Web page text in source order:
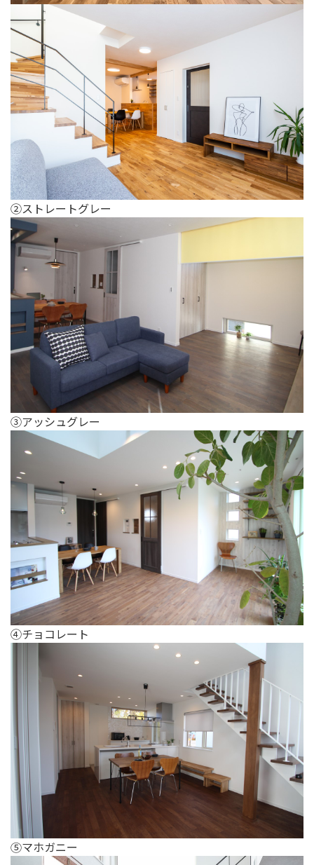
②ストレートグレー
③アッシュグレー
④チョコレート
⑤マホガニー